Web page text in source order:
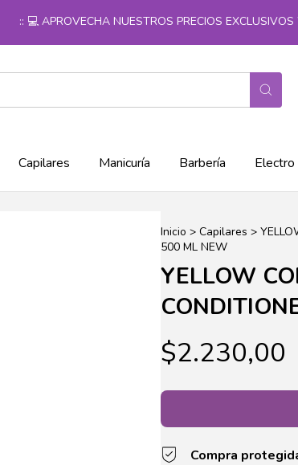
:: 💻 APROVECHA NUESTROS PRECIOS EXCLUSIVOS
Capilares Manicuría Barbería
Inicio > Capilares >
500 ML NEW
YELLOW
$2.230,00
Compra